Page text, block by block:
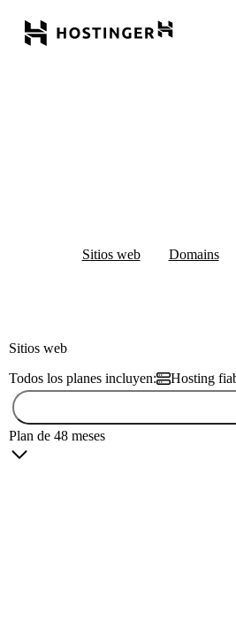
Sitios web Domains
Sitios web
Todos los planes incluyen:
Hosting
Plan de 48 meses